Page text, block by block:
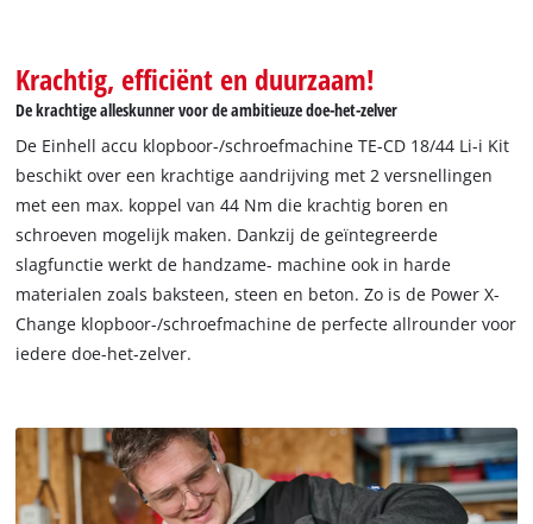
Krachtig, efficiënt en duurzaam!
De krachtige alleskunner voor de ambitieuze doe-het-zelver
De Einhell accu klopboor-/schroefmachine TE-CD 18/44 Li-i Kit
beschikt over een krachtige aandrijving met 2 versnellingen
met een max. koppel van 44 Nm die krachtig boren en
schroeven mogelijk maken. Dankzij de geïntegreerde
slagfunctie werkt de handzame- machine ook in harde
materialen zoals baksteen, steen en beton. Zo is de Power X-
Change klopboor-/schroefmachine de perfecte allrounder voor
iedere doe-het-zelver.